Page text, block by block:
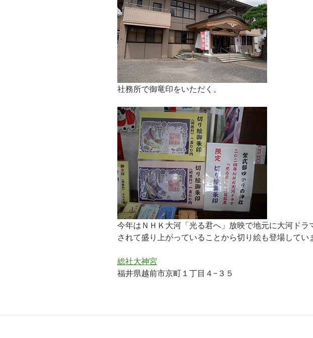
社務所で御竜印をいただく。
今年はＮＨＫ大河「光る君へ」放映で地元に大河ドラ
されて盛り上がっていることから切り絵も登場してい
総社大神宮
福井県越前市京町１丁目４−３５